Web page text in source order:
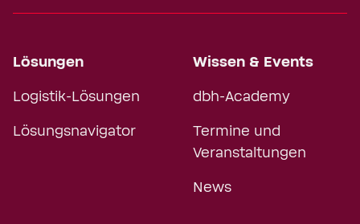
Lösungen
Logistik-Lösungen
Lösungsnavigator
Wissen & Events
dbh-Academy
Termine und
Veranstaltungen
News